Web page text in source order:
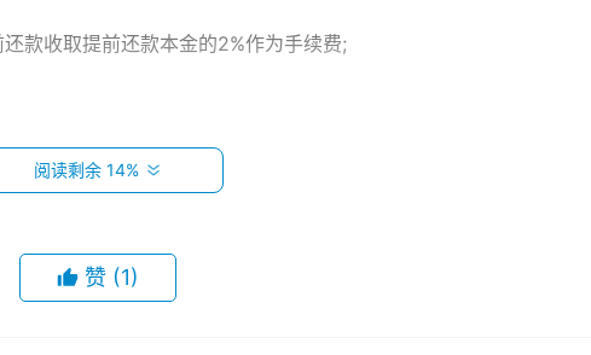
收取提前还款本金的2%作为手续费;
的2%，4-9期收取提前还款金额的1%。
降低借款人在网商贷的综合信用评级。如果是频繁的借呗提前还
阅读剩余 14%
赞 (1)